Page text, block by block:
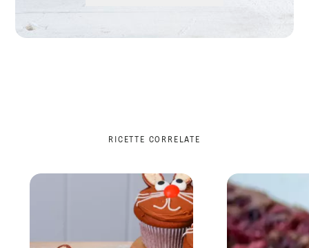
RICETTE CORRELATE